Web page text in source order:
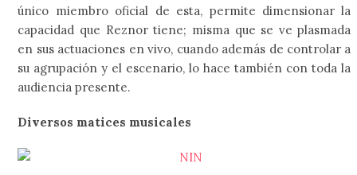
único miembro oficial de esta, permite dimensionar la
capacidad que Reznor tiene; misma que se ve plasmada
en sus actuaciones en vivo, cuando además de controlar a
su agrupación y el escenario, lo hace también con toda la
audiencia presente.
Diversos matices musicales